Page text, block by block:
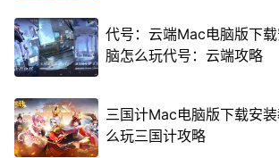
代号：云端Mac电脑版下
脑怎么玩代号：云端攻略
三国计Mac电脑版下载安
么玩三国计攻略